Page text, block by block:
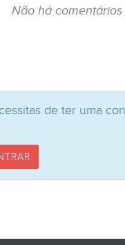
Não há
de ter uma